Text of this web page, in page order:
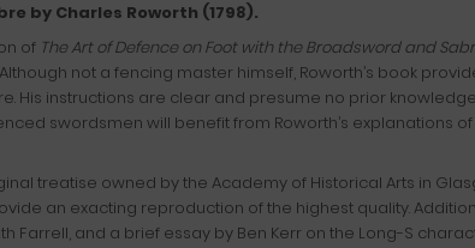
by Charles Roworth (1798).
of The Art of Defence on Foot with the Broadsword and
not a fencing master himself, Roworth’s book
His instructions are clear and presume no prior
swordsmen will benefit from Roworth’s explanations
treatise owned by the Academy of Historical Arts in
an exacting reproduction of the highest quality.
Farrell, and a brief essay by Ben Kerr on the Long-S